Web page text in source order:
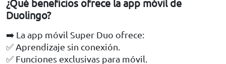
¿Qué beneficios ofrece la app móvil de
Duolingo?
➡️ La app móvil Super Duo ofrece:
✅ Aprendizaje sin conexión.
✅ Funciones exclusivas para móvil.